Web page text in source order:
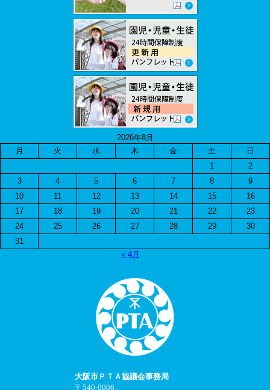
2026年8月
月
火 水 木 金 土
日
1
2
3
4 5 6 7 8
9
10
11 12 13 14 15
16
17
18 19 20 21 22
23
24
25 26 27 28 29
30
31
« 4月
大阪市ＰＴＡ協議会事務局
〒540-0006